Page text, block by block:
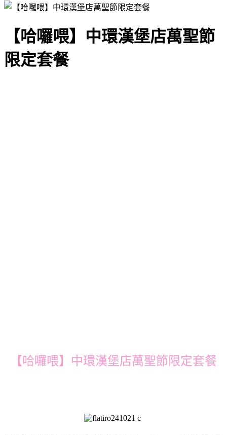
【哈囉喂】中環漢堡店萬聖節
限定套餐
【哈囉喂】中環漢堡店萬聖節限定套餐